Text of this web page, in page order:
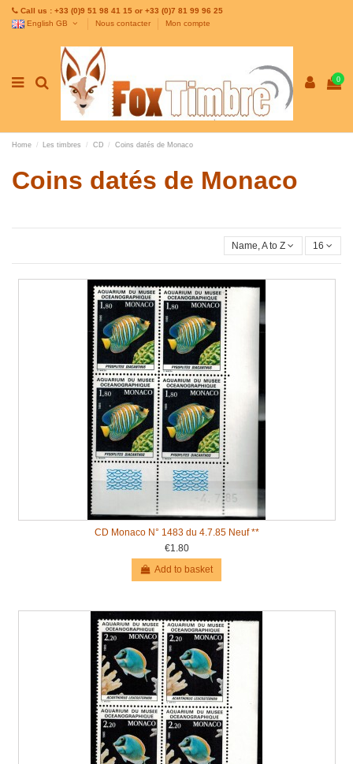
Call us : +33 (0)9 51 98 41 15 or +33 (0)7 81 99 96 25
English GB
Nous contacter Mon compte
0
Home Les timbres CD Coins datés de Monaco
Coins datés de Monaco
Name, A to Z 16
CD Monaco N° 1483 du 4.7.85 Neuf **
€1.80
Add to basket